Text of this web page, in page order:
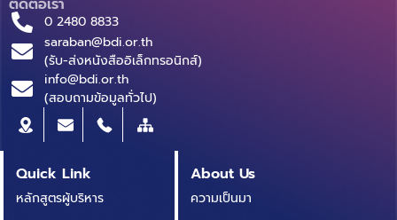
ติดต่อเรา
0 2480 8833
saraban@bdi.or.th
(รับ-ส่งหนังสืออิเล็กทรอนิกส์)
info@bdi.or.th
(สอบถามข้อมูลทั่วไป)
Quick Link
หลักสูตรผู้บริหาร
About Us
ความเป็นมา